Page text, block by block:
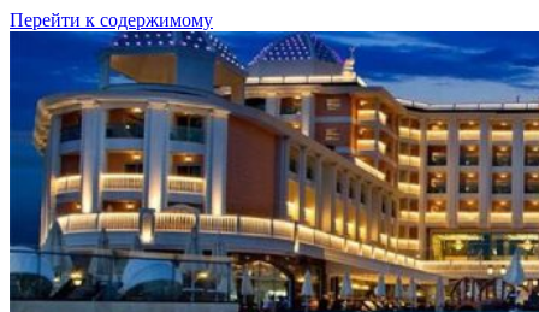
Перейти к содержимому